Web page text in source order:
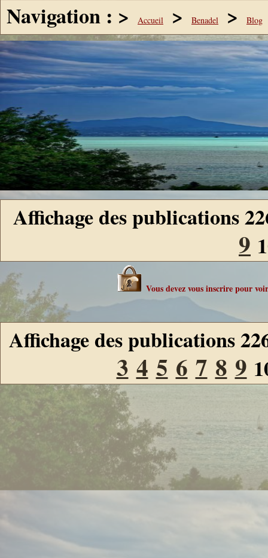
Navigation : > Accueil > Benadel > Blog
Affichage des publications
9
Vous devez vous inscrire pour
Affichage des publications
3 4 5 6 7 8 9